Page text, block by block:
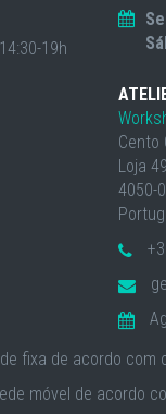
19h
Cento
Loja
4050-
fixa de acordo com
móvel de acordo